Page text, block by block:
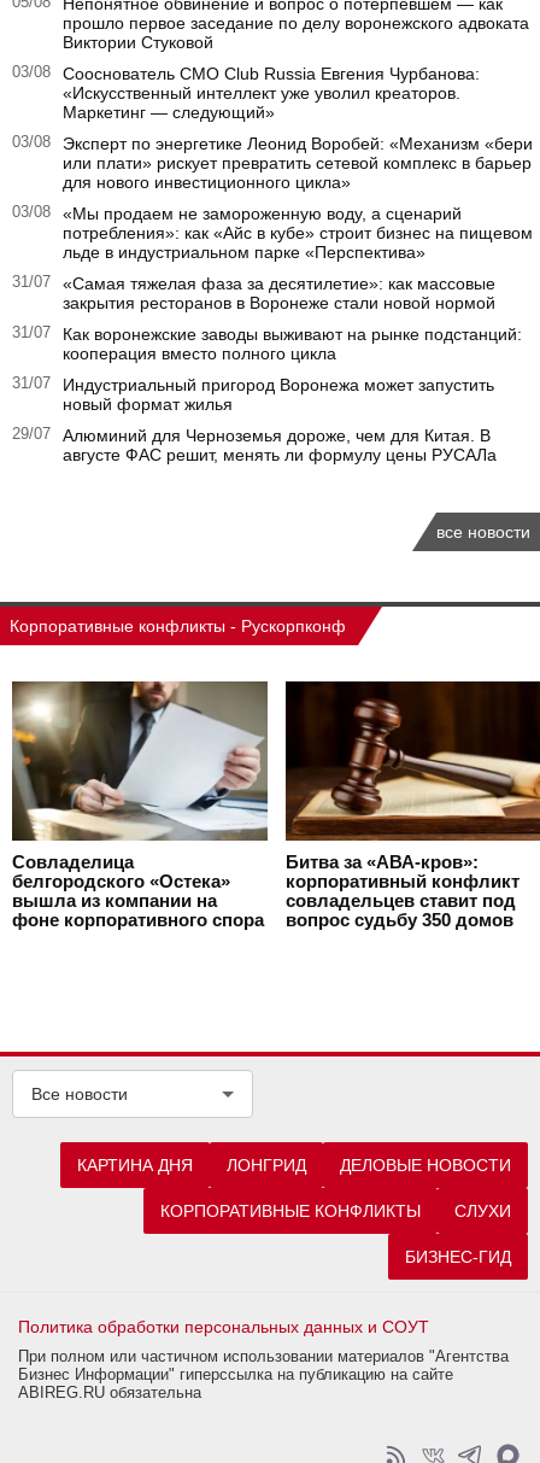
прошло первое заседание по делу воронежского адвоката
Виктории Стуковой
03/08
Сооснователь CMO Club Russia Евгения Чурбанова:
«Искусственный интеллект уже уволил креаторов.
Маркетинг — следующий»
03/08
Эксперт по энергетике Леонид Воробей: «Механизм «бери
или плати» рискует превратить сетевой комплекс в барьер
для нового инвестиционного цикла»
03/08
«Мы продаем не замороженную воду, а сценарий
потребления»: как «Айс в кубе» строит бизнес на пищевом
льде в индустриальном парке «Перспектива»
31/07
«Самая тяжелая фаза за десятилетие»: как массовые
закрытия ресторанов в Воронеже стали новой нормой
31/07
Как воронежские заводы выживают на рынке подстанций:
кооперация вместо полного цикла
31/07
Индустриальный пригород Воронежа может запустить
новый формат жилья
29/07
Алюминий для Черноземья дороже, чем для Китая. В
августе ФАС решит, менять ли формулу цены РУСАЛа
все новости
Корпоративные конфликты - Рускорпконф
Совладелица
белгородского «Остека»
вышла из компании на
фоне корпоративного спора
Битва за «АВА-кров»:
корпоративный конфликт
совладельцев ставит под
вопрос судьбу 350 домов
Все новости
КАРТИНА ДНЯ ЛОНГРИД ДЕЛОВЫЕ НОВОСТИ
КОРПОРАТИВНЫЕ КОНФЛИКТЫ СЛУХИ
БИЗНЕС-ГИД
Политика обработки персональных данных и СОУТ
При полном или частичном использовании материалов "Агентства
Бизнес Информации" гиперссылка на публикацию на сайте
ABIREG.RU обязательна